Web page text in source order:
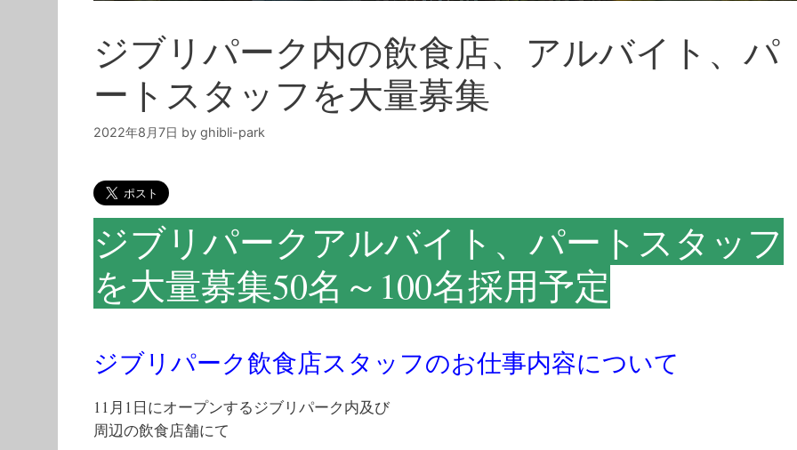
ジブリパーク内の飲食店、アルバイト、パ
ートスタッフを大量募集
2022年8月7日 by ghibli-park
ジブリパークアルバイト、パートスタッフ
を大量募集50名～100名採用予定
ジブリパーク飲食店スタッフのお仕事内容について
11月1日にオープンするジブリパーク内及び
周辺の飲食店舗にて